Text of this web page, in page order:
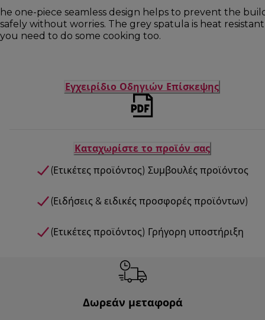
he one-piece seamless design helps to prevent the
safely without worries. The grey spatula is heat
you need to do some cooking too.
Εγχειρίδιο Οδηγιών Επίσκεψης
Καταχωρίστε το προϊόν σας
(Ετικέτες προϊόντος) Συμβουλές προϊόντος
(Ειδήσεις & ειδικές προσφορές προϊόντων)
(Ετικέτες προϊόντος) Γρήγορη υποστήριξη
Δωρεάν μεταφορά